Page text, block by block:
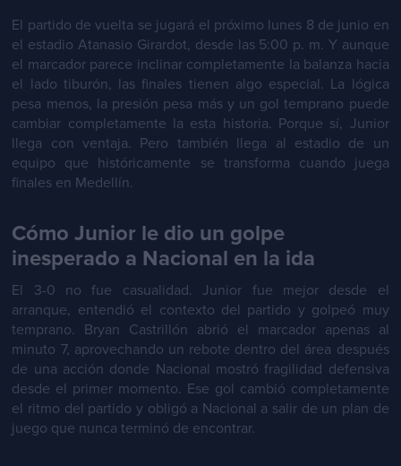
El partido de vuelta se jugará el próximo lunes 8 de junio en
el estadio Atanasio Girardot, desde las 5:00 p. m. Y aunque
el marcador parece inclinar completamente la balanza hacia
el lado tiburón, las finales tienen algo especial. La lógica
pesa menos, la presión pesa más y un gol temprano puede
cambiar completamente la esta historia. Porque sí, Junior
llega con ventaja. Pero también llega al estadio de un
equipo que históricamente se transforma cuando juega
finales en Medellín.
Cómo Junior le dio un golpe
inesperado a Nacional en la ida
El 3-0 no fue casualidad. Junior fue mejor desde el
arranque, entendió el contexto del partido y golpeó muy
temprano. Bryan Castrillón abrió el marcador apenas al
minuto 7, aprovechando un rebote dentro del área después
de una acción donde Nacional mostró fragilidad defensiva
desde el primer momento. Ese gol cambió completamente
el ritmo del partido y obligó a Nacional a salir de un plan de
juego que nunca terminó de encontrar.